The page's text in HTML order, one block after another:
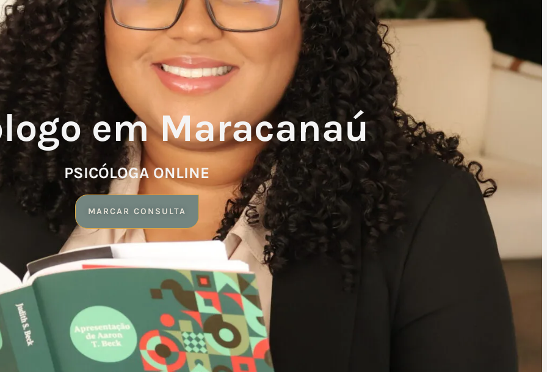
em Maracanaú
PSICÓLOGA ONLINE
MARCAR CONSULTA